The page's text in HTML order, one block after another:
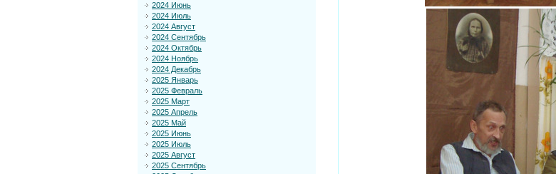
2024 Июнь
2024 Июль
2024 Август
2024 Сентябрь
2024 Октябрь
2024 Ноябрь
2024 Декабрь
2025 Январь
2025 Февраль
2025 Март
2025 Апрель
2025 Май
2025 Июнь
2025 Июль
2025 Август
2025 Сентябрь